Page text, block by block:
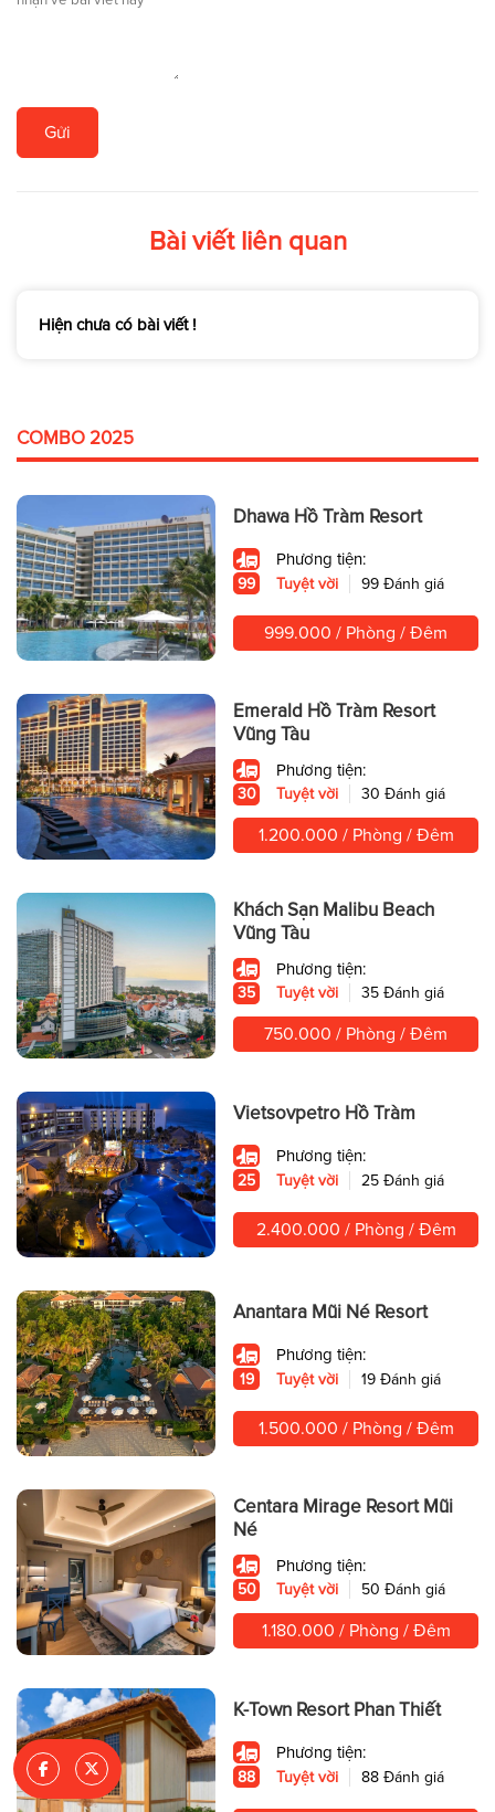
Gửi
Bài viết liên quan
Hiện chưa có bài viết !
COMBO 2025
Dhawa Hồ Tràm Resort
Phương tiện:
99 Tuyệt vời 99 Đánh giá
999.000 / Phòng / Đêm
Emerald Hồ Tràm Resort
Vũng Tàu
Phương tiện:
30 Tuyệt vời 30 Đánh giá
1.200.000 / Phòng / Đêm
Khách Sạn Malibu Beach
Vũng Tàu
Phương tiện:
35 Tuyệt vời 35 Đánh giá
750.000 / Phòng / Đêm
Vietsovpetro Hồ Tràm
Phương tiện:
25 Tuyệt vời 25 Đánh giá
2.400.000 / Phòng / Đêm
Anantara Mũi Né Resort
Phương tiện:
19 Tuyệt vời 19 Đánh giá
1.500.000 / Phòng / Đêm
Centara Mirage Resort Mũi
Né
Phương tiện:
50 Tuyệt vời 50 Đánh giá
1.180.000 / Phòng / Đêm
K-Town Resort Phan Thiết
Phương tiện:
88 Tuyệt vời 88 Đánh giá